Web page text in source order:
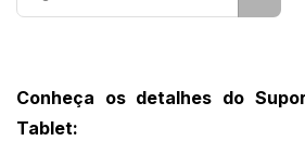
Conheça os detalhes do
Tablet: